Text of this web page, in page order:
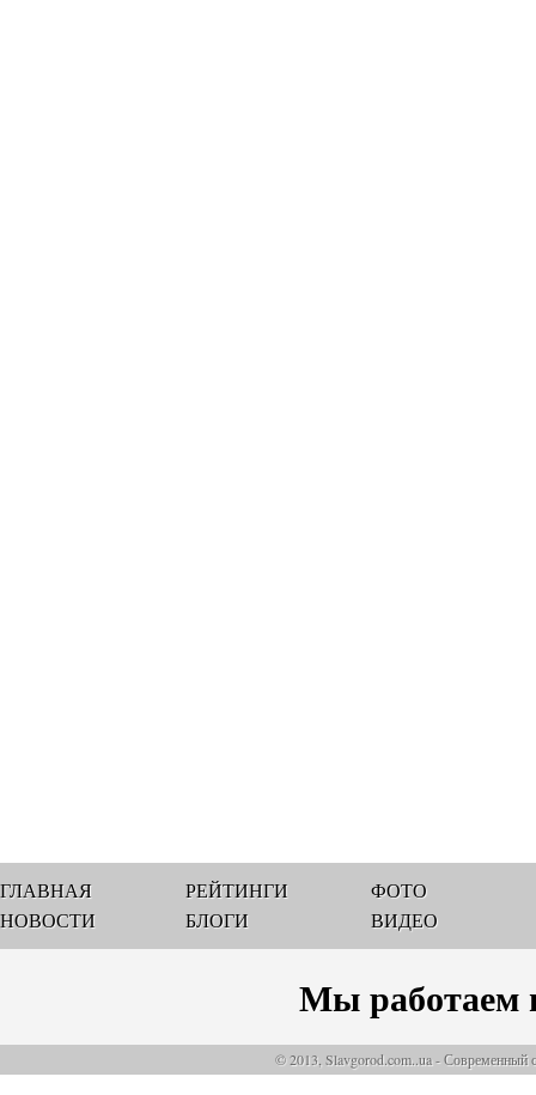
ГЛАВНАЯ
НОВОСТИ
РЕЙТИНГИ
БЛОГИ
ФОТО
ВИДЕО
Мы работаем
© 2013, Slavgorod.com..ua - Современный